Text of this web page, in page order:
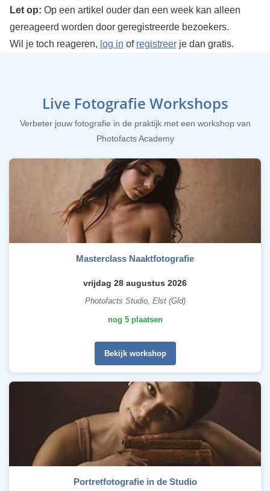
Let op: Op een artikel ouder dan een week kan alleen
gereageerd worden door geregistreerde bezoekers.
Wil je toch reageren, log in of registreerje dan gratis.
Live Fotografie Workshops
Verbeter jouw fotografie in de praktijk met een workshop van
Photofacts Academy
Masterclass Naaktfotografie
vrijdag 28 augustus 2026
Photofacts Studio, Elst (Gld)
nog 5 plaatsen
Bekijk workshop
Portretfotografie in de Studio